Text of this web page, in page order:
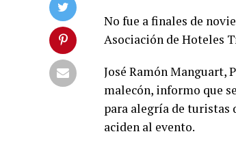
No fue a finales de
Asociación de Hoteles
José Ramón Manguart,
malecón, informo que
para alegría de turistas
aciden al evento.